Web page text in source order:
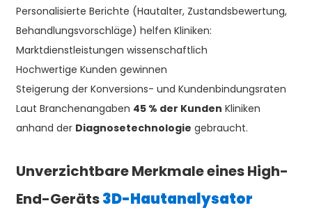
Personalisierte Berichte (Hautalter, Zustandsbewertung,
Behandlungsvorschläge) helfen Kliniken:
Marktdienstleistungen wissenschaftlich
Hochwertige Kunden gewinnen
Steigerung der Konversions- und Kundenbindungsraten
Laut Branchenangaben 45 % der Kunden Kliniken
anhand der Diagnosetechnologie gebraucht.
Unverzichtbare Merkmale eines High-
End-Geräts3D-Hautanalysator